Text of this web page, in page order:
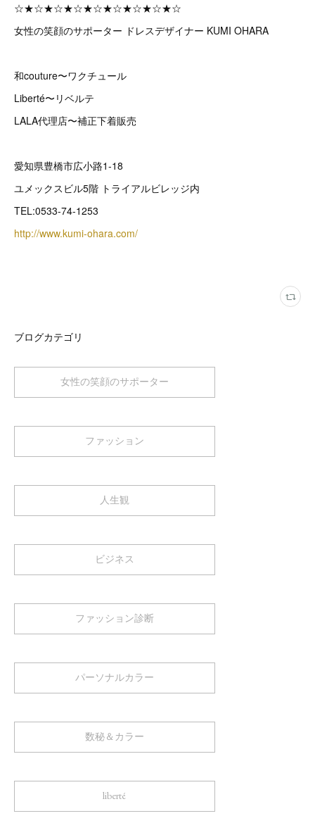
☆★☆★☆★☆★☆★☆★☆★☆★☆
女性の笑顔のサポーター ドレスデザイナー KUMI OHARA
和couture〜ワクチュール
Liberté〜リベルテ
LALA代理店〜補正下着販売
愛知県豊橋市広小路1-18
ユメックスビル5階 トライアルビレッジ内
TEL:0533-74-1253
http://www.kumi-ohara.com/
ブログカテゴリ
女性の笑顔のサポーター
ファッション
人生観
ビジネス
ファッション診断
パーソナルカラー
数秘＆カラー
liberté